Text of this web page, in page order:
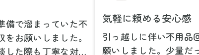
備で溜まっていた不
をお願いしました。
した際も丁寧な対応
気軽に頼める安心感
引っ越しに伴い不用品
願いしました。少量だ